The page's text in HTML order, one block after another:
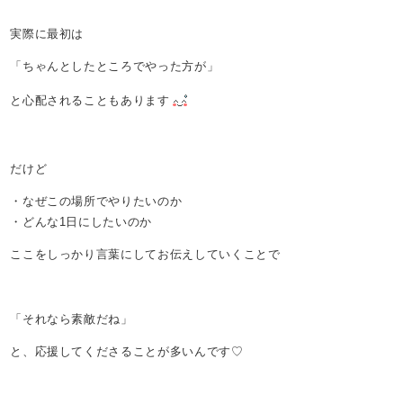
実際に最初は
「ちゃんとしたところでやった方が」
と心配されることもあります
だけど
・なぜこの場所でやりたいのか
・どんな1日にしたいのか
ここをしっかり言葉にしてお伝えしていくことで
「それなら素敵だね」
と、応援してくださることが多いんです♡